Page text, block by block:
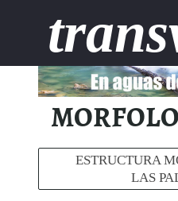
ESTRUCTURA
LAS